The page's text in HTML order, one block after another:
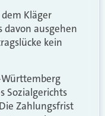
Kläger
davon ausgehen
kein
Württemberg
Sozialgerichts
Zahlungsfrist